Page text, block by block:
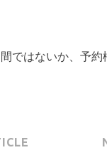
ではないか、予約